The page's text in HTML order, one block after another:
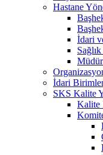
Hastane
İdari
Müdür
İdari
SKS Kalite
Kalite